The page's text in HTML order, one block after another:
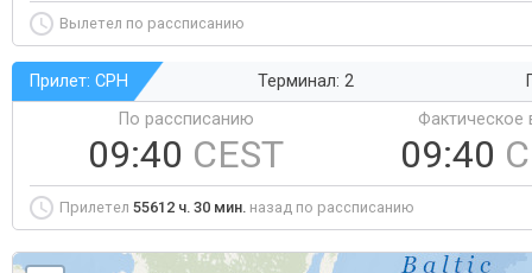
Вылетел по рассписанию
Прилет: CPH Терминал: 2
По рассписанию
09:40 CEST
Фактическое
09:40
Прилетел 55612 ч. 30 мин. назад по рассписанию